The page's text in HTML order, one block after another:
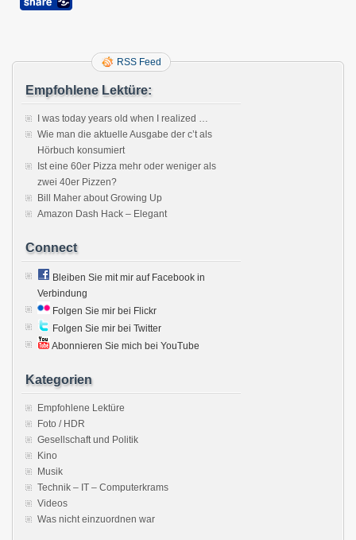
RSS Feed
Empfohlene Lektüre:
I was today years old when I realized …
Wie man die aktuelle Ausgabe der c’t als
Hörbuch konsumiert
Ist eine 60er Pizza mehr oder weniger als
zwei 40er Pizzen?
Bill Maher about Growing Up
Amazon Dash Hack – Elegant
Connect
Bleiben Sie mit mir auf Facebook in
Verbindung
Folgen Sie mir bei Flickr
Folgen Sie mir bei Twitter
Abonnieren Sie mich bei YouTube
Kategorien
Empfohlene Lektüre
Foto / HDR
Gesellschaft und Politik
Kino
Musik
Technik – IT – Computerkrams
Videos
Was nicht einzuordnen war